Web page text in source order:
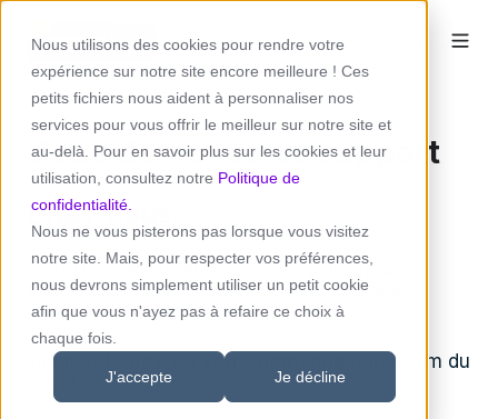
Nous utilisons des cookies pour rendre votre
expérience sur notre site encore meilleure ! Ces
petits fichiers nous aident à personnaliser nos
services pour vous offrir le meilleur sur notre site et
au-delà. Pour en savoir plus sur les cookies et leur
utilisation, consultez notre Politique de
confidentialité.
Nous ne vous pisterons pas lorsque vous visitez
notre site. Mais, pour respecter vos préférences,
nous devrons simplement utiliser un petit cookie
afin que vous n'ayez pas à refaire ce choix à
chaque fois.
J'accepte Je décline
Votre demande de support
Dites-nous...
Merci de compléter le formulaire qui sera
directement envoyé au support technique
concernant votre logiciel.
Indiquez le titre de votre demande
dans Nom du